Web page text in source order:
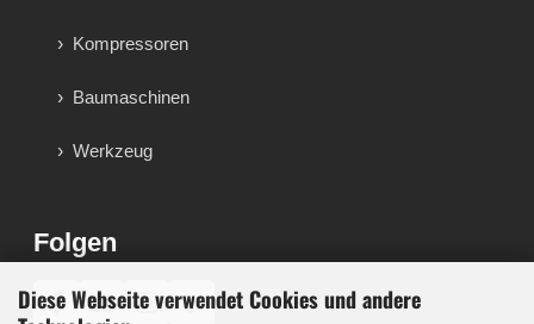
Diese Webseite verwendet Cookies und andere
Kompressoren
Baumaschinen
Werkzeug
Folgen
♪